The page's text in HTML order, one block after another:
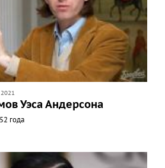
Уэса Андерсона
года